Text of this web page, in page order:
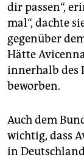
dir passen“,
mal“, dachte
gegenüber
Hätte
innerhalb des
beworben.
Auch dem
wichtig, dass
in